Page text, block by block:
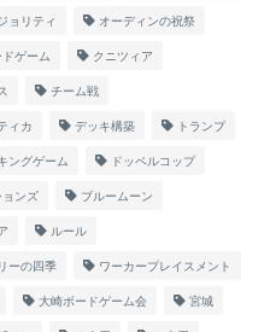
ョリティ オーディンの祝祭
ドゲーム クニツィア
チーム戦
ィカ デッキ構築 トランプ
ングゲーム ドッペルコップ
ョンズ ブルームーン
ルール
ーの四季 ワーカープレイスメント
大崎ボードゲーム会 宮城